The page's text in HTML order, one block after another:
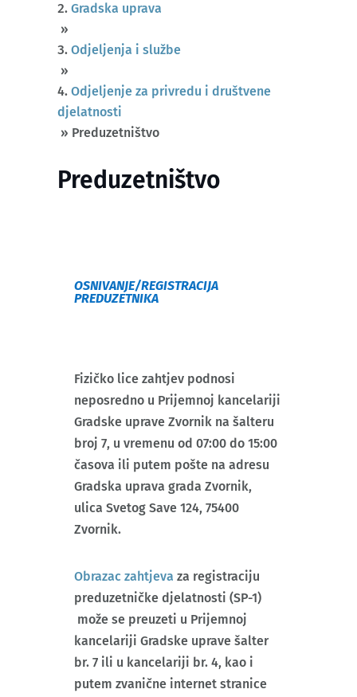
Gradska uprava
»
Odjeljenja i službe
»
Odjeljenje za privredu i društvene
djelatnosti
» Preduzetništvo
Preduzetništvo
OSNIVANJE/REGISTRACIJA
PREDUZETNIKA
Fizičko lice zahtjev podnosi
neposredno u Prijemnoj kancelariji
Gradske uprave Zvornik na šalteru
broj 7, u vremenu od 07:00 do 15:00
časova ili putem pošte na adresu
Gradska uprava grada Zvornik,
ulica Svetog Save 124, 75400
Zvornik.
Obrazac zahtjeva za registraciju
preduzetničke djelatnosti (SP-1)
može se preuzeti u Prijemnoj
kancelariji Gradske uprave šalter
br. 7 ili u kancelariji br. 4, kao i
putem zvanične internet stranice